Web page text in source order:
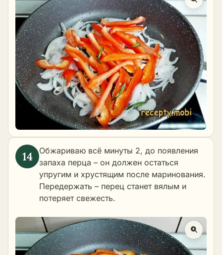
Обжариваю всё минуты 2, до появления
запаха перца – он должен остаться
упругим и хрустящим после маринования.
Передержать – перец станет вялым и
потеряет свежесть.